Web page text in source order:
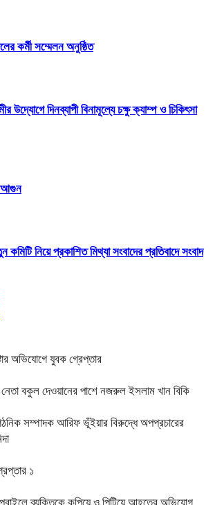
কর্মী সম্মেলন অনুষ্ঠিত
উদ্যোগে দিনব্যাপী বিনামূল্যে চক্ষু ক্যাম্প ও চিকিৎসা
আগুন
কমিটি নিয়ে প্রকাশিত মিথ্যা সংবাদের প্রতিবাদে সংবাদ
অভিযোগে যুবক গ্রেপ্তার
বকুল দেওয়ানের পাশে নজরুল ইসলাম খান বিকি
সম্পাদক আরিফ ভূঁইয়ার বিরুদ্ধে অপপ্রচারের
১